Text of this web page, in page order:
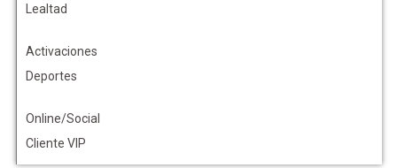
Lealtad
Activaciones
Deportes
Online/Social
Cliente VIP